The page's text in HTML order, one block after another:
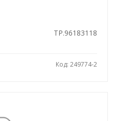
TP.96183118
Код: 249774-2